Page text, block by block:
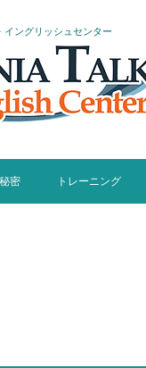
イングリッシュセンター
密 トレーニング